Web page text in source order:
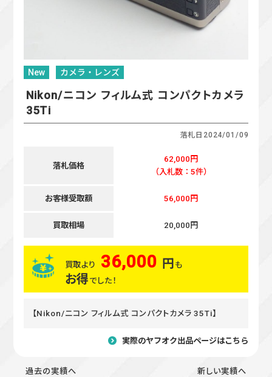
New カメラ・レンズ
Nikon/ニコン フィルム式 コンパクトカメラ
35Ti
落札日 2024/01/09
落札価格
62,000円
（入札数：5件）
お客様受取額 56,000円
買取相場 20,000円
買取より 36,000 円 も
お得 でした！
【Nikon/ニコン フィルム式 コンパクトカメラ 35Ti】
実際のヤフオク出品ページはこちら
過去の実績へ 新しい実績へ